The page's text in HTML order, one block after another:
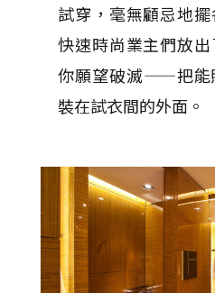
試穿，毫無顧忌地
快速時尚業主們放
你願望破滅——把能
裝在試衣間的外面。